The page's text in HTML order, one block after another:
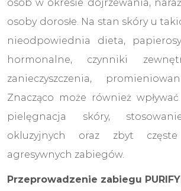
osób w okresie dojrzewania,
osoby dorosłe. Na stan skóry u
nieodpowiednia dieta,
hormonalne, czynniki
zanieczyszczenia,
Znacząco może również
pielęgnacja skóry,
okluzyjnych oraz zbyt częste
agresywnych zabiegów.
Przeprowadzenie zabiegu